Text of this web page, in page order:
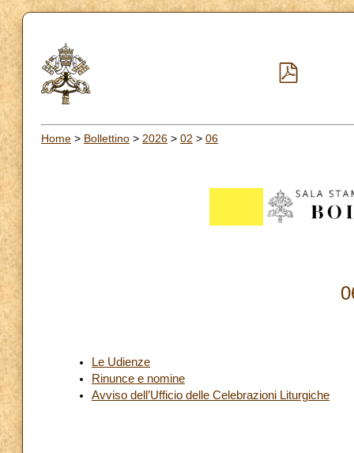
Home > Bollettino > 2026 > 02 > 06
Le Udienze
Rinunce e nomine
Avviso dell’Ufficio delle Celebrazioni Liturgiche